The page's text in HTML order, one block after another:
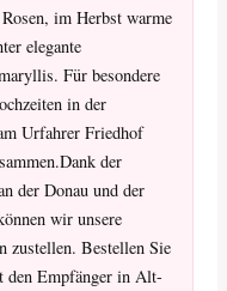
im Herbst warme
elegante
Für besondere
in der
Urfahrer Friedhof
der
der Donau und der
wir unsere
zustellen. Bestellen Sie
den Empfänger in Alt-